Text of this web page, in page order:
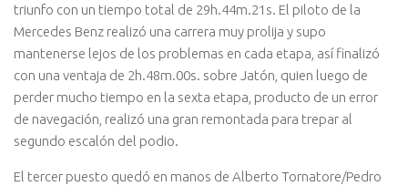
triunfo con un tiempo total de 29h.44m.21s. El piloto de la
Mercedes Benz realizó una carrera muy prolija y supo
mantenerse lejos de los problemas en cada etapa, así finalizó
con una ventaja de 2h.48m.00s. sobre Jatón, quien luego de
perder mucho tiempo en la sexta etapa, producto de un error
de navegación, realizó una gran remontada para trepar al
segundo escalón del podio.
El tercer puesto quedó en manos de Alberto Tornatore/Pedro